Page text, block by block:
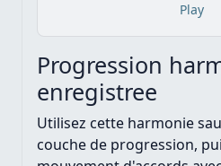
Play
Progression
enregistree
Utilisez cette harmonie
couche de progression,